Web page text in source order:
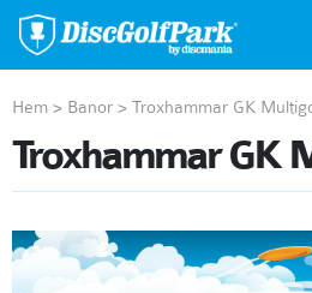
Hem > Banor > Troxhammar GK
Troxhammar GK